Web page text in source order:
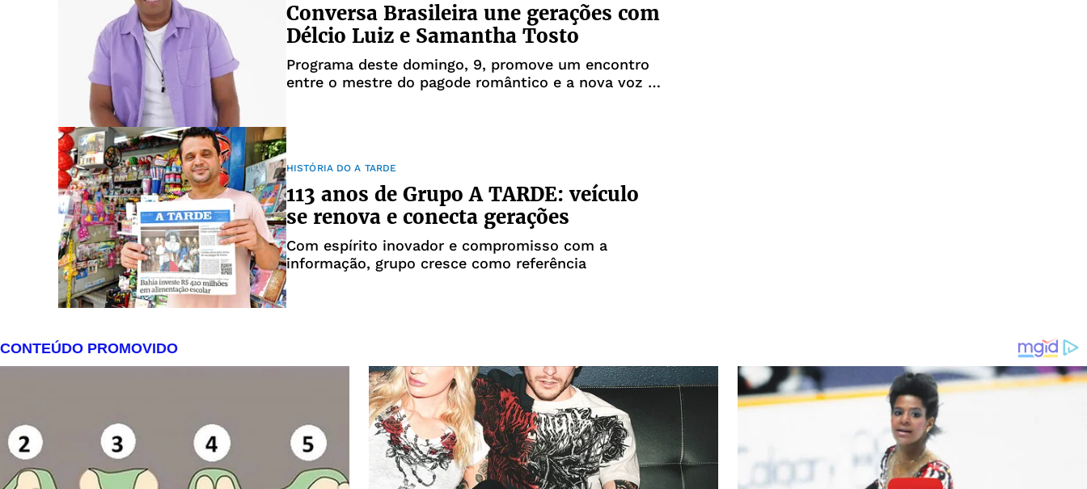
Conversa Brasileira une gerações com
Délcio Luiz e Samantha Tosto
Programa deste domingo, 9, promove um encontro
entre o mestre do pagode romântico e a nova voz da
HISTÓRIA DO A TARDE
113 anos de Grupo A TARDE: veículo
se renova e conecta gerações
Com espírito inovador e compromisso com a
informação, grupo cresce como referência